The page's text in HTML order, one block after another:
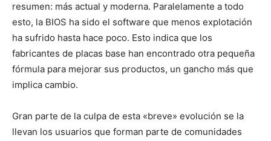
resumen: más actual y moderna. Paralelamente a todo
esto, la BIOS ha sido el software que menos explotación
ha sufrido hasta hace poco. Esto indica que los
fabricantes de placas base han encontrado otra pequeña
fórmula para mejorar sus productos, un gancho más que
implica cambio.
Gran parte de la culpa de esta «breve» evolución se la
llevan los usuarios que forman parte de comunidades